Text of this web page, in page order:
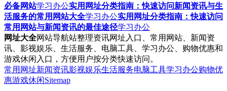
必备网站学习办公实用网址分类指南：快速访问新闻资讯与生
活服务的常用网站大全学习办公实用网址分类指南：快速访问
常用网站与新闻资讯的最佳途径学习办公
网址大全网站导航站整理资讯网址入口、常用网站、新闻资
讯、影视娱乐、生活服务、电脑工具、学习办公、购物优惠和
游戏休闲入口，方便用户按分类快速访问。
常用网址新闻资讯影视娱乐生活服务电脑工具学习办公购物优
惠游戏休闲Sitemap